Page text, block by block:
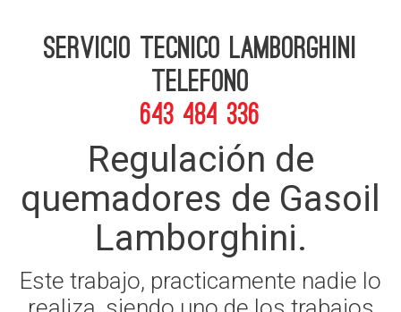
Servicio Tecnico Lamborghini
telefono
643 484 336
Regulación de
quemadores de Gasoil
Lamborghini.
Este trabajo, practicamente nadie lo